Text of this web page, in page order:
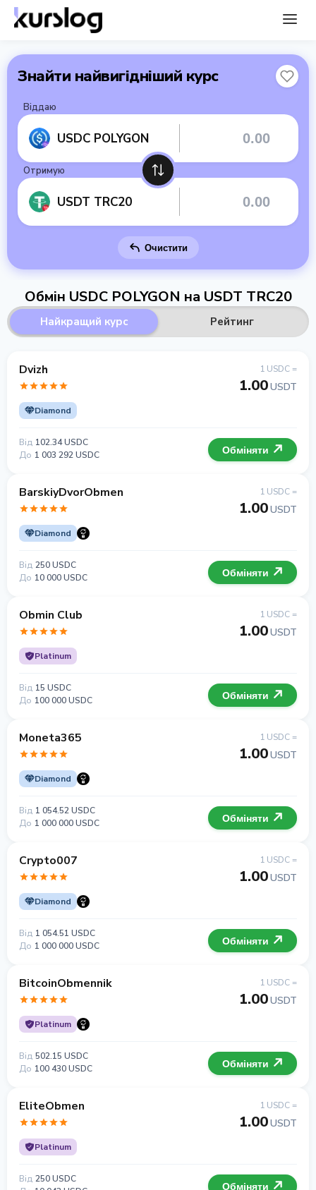
Знайти найвигідніший курс
Віддаю
USDC POLYGON
Отримую
USDT TRC20
Очистити
Обмін USDC POLYGON на USDT TRC20
Найкращий курс Рейтинг
Dvizh
Diamond
1 USDC =
1.00USDT
Від 102.34 USDC
До 1 003 292 USDC Обміняти
BarskiyDvorObmen
Diamond
1 USDC =
1.00USDT
Від 250 USDC
До 10 000 USDC Обміняти
Obmin Club
Platinum
1 USDC =
1.00USDT
Від 15 USDC
До 100 000 USDC Обміняти
Moneta365
Diamond
1 USDC =
1.00USDT
Від 1 054.52 USDC
До 1 000 000 USDC Обміняти
Crypto007
Diamond
1 USDC =
1.00USDT
Від 1 054.51 USDC
До 1 000 000 USDC Обміняти
BitcoinObmennik
Platinum
1 USDC =
1.00USDT
Від 502.15 USDC
До 100 430 USDC Обміняти
EliteObmen
Platinum
1 USDC =
1.00USDT
Від 250 USDC
Обміняти